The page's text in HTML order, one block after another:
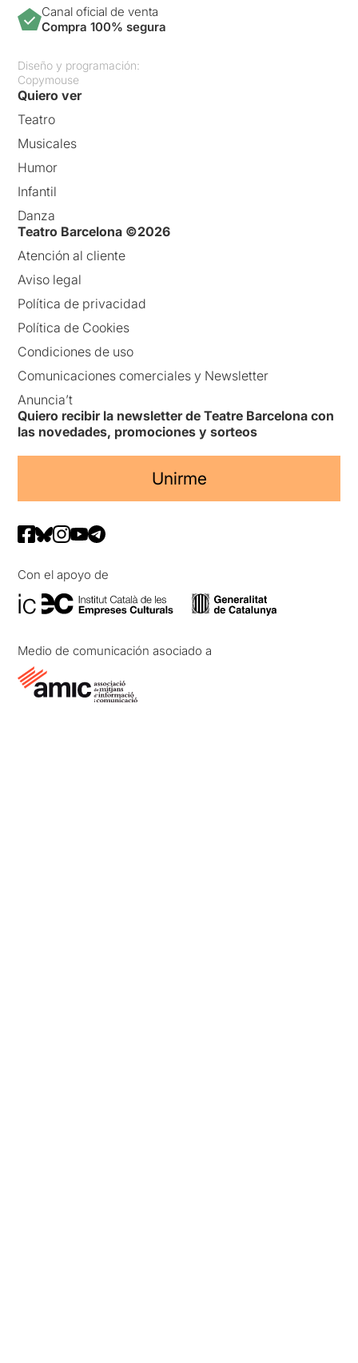
Canal oficial de venta
Compra 100% segura
Diseño y programación:
Copymouse
Quiero ver
Teatro
Musicales
Humor
Infantil
Danza
Teatro Barcelona ©2026
Atención al cliente
Aviso legal
Política de privacidad
Política de Cookies
Condiciones de uso
Comunicaciones comerciales y Newsletter
Anuncia’t
Quiero recibir la newsletter de Teatre Barcelona con
las novedades, promociones y sorteos
Unirme
Con el apoyo de
Medio de comunicación asociado a